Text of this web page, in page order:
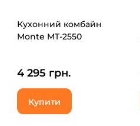
Кухонний комбайн
Monte MT-2550
4 295 грн.
Купити